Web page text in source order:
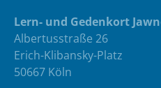
Lern- und Gedenkort
Albertusstraße 26
Erich-Klibansky-Platz
50667 Köln